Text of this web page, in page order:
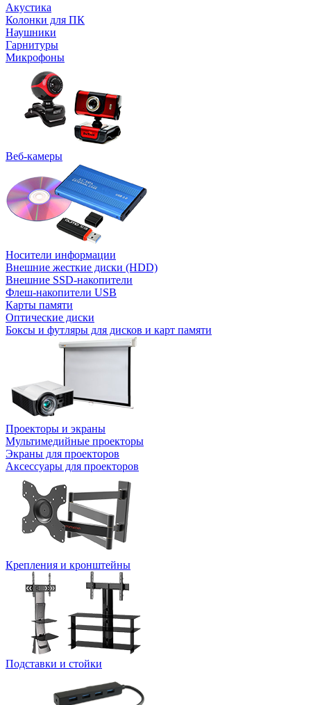
Акустика
Колонки для ПК
Наушники
Гарнитуры
Микрофоны
Веб-камеры
Носители информации
Внешние жесткие диски (HDD)
Внешние SSD-накопители
Флеш-накопители USB
Карты памяти
Оптические диски
Боксы и футляры для дисков и карт памяти
Проекторы и экраны
Мультимедийные проекторы
Экраны для проекторов
Аксессуары для проекторов
Крепления и кронштейны
Подставки и стойки